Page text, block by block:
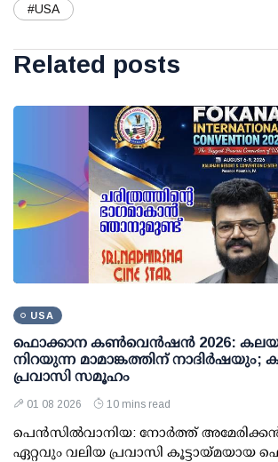
#USA
Related posts
USA
ഫൊക്കാന കണ്‍വെന്‍ഷന്‍ 2026:
നിറയുന്ന മാമാങ്കത്തിന് നാദിര്‍ഷയും;
പ്രവാസി സമൂഹം
01 08 2026 10 mins read
പെന്‍സില്‍വാനിയ: നോര്‍ത്ത്
ഏറ്റവും വലിയ പ്രവാസി കൂട്ടായ്മയായ